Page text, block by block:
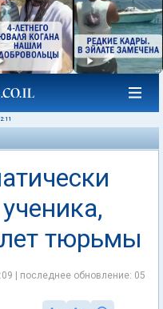
тюрьмы
| последнее обновление: 05